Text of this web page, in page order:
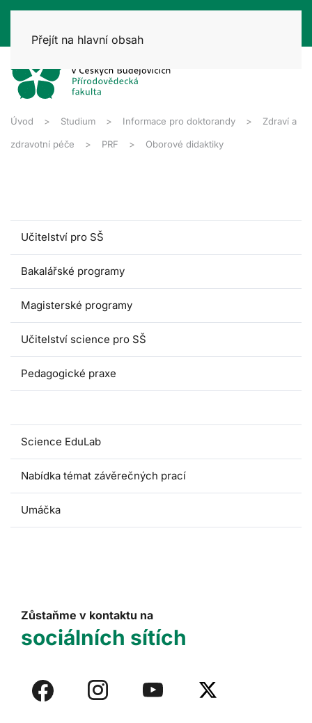
Přejít na hlavní obsah
Úvod Studium Informace pro doktorandy Zdraví a
zdravotní péče PRF Oborové didaktiky
Učitelství pro SŠ
Bakalářské programy
Magisterské programy
Učitelství science pro SŠ
Pedagogické praxe
Science EduLab
Nabídka témat závěrečných prací
Umáčka
Zůstaňme v kontaktu na
sociálních sítích